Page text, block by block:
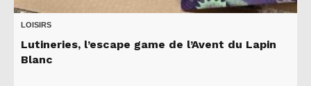
LOISIRS
Lutineries, l’escape game de l’Avent du Lapin
Blanc